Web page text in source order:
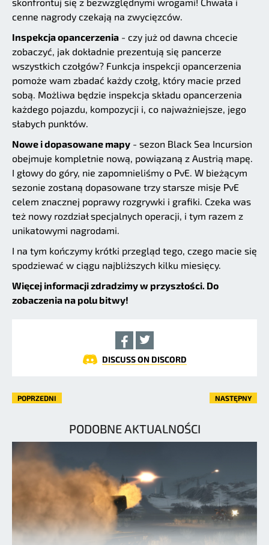
cenne nagrody czekają na zwycięzców.
Inspekcja opancerzenia - czy już od dawna chcecie
zobaczyć, jak dokładnie prezentują się pancerze
wszystkich czołgów? Funkcja inspekcji opancerzenia
pomoże wam zbadać każdy czołg, który macie przed
sobą. Możliwa będzie inspekcja składu opancerzenia
każdego pojazdu, kompozycji i, co najważniejsze, jego
słabych punktów.
Nowe i dopasowane mapy - sezon Black Sea Incursion
obejmuje kompletnie nową, powiązaną z Austrią mapę.
I głowy do góry, nie zapomnieliśmy o PvE. W bieżącym
sezonie zostaną dopasowane trzy starsze misje PvE
celem znacznej poprawy rozgrywki i grafiki. Czeka was
też nowy rozdział specjalnych operacji, i tym razem z
unikatowymi nagrodami.
I na tym kończymy krótki przegląd tego, czego macie się
spodziewać w ciągu najbliższych kilku miesięcy.
Więcej informacji zdradzimy w przyszłości. Do
zobaczenia na polu bitwy!
DISCUSS ON DISCORD
POPRZEDNI NASTĘPNY
PODOBNE AKTUALNOŚCI